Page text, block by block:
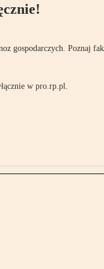
Poznaj
w pro.rp.pl.